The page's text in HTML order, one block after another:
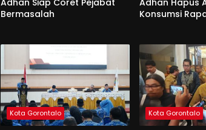
Bermasalah
Konsumsi
Kota Gorontalo Kota Gorontalo